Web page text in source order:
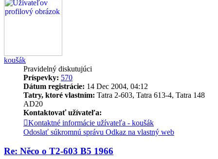
koušák
Pravidelný diskutujúci
Príspevky: 570
Dátum registrácie: 14 Dec 2004, 04:12
Tatry, ktoré vlastním: Tatra 2-603, Tatra 613-4, Tatra 148
AD20
Kontaktovať užívateľa:
Kontaktné informácie užívateľa - koušák
Odoslať súkromnú správu Odkaz na vlastný web
Re: Něco o T2-603 B5 1966